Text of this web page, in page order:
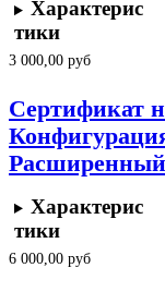
Характерис
тики
3 000,00 руб
Сертификат
Расширенный
Характерис
тики
6 000,00 руб